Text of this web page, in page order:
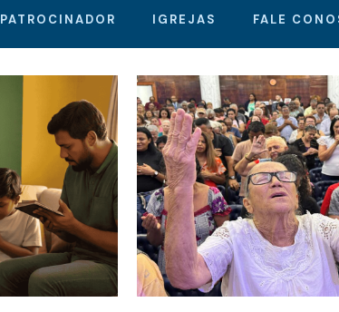
PATROCINADOR IGREJAS FALE